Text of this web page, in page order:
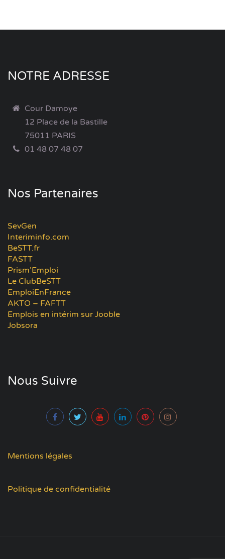
NOTRE ADRESSE
Cour Damoye
12 Place de la Bastille
75011 PARIS
01 48 07 48 07
Nos Partenaires
SevGen
Interiminfo.com
BeSTT.fr
FASTT
Prism’Emploi
Le ClubBeSTT
EmploiEnFrance
AKTO – FAFTT
Emplois en intérim sur Jooble
Jobsora
Nous Suivre
Mentions légales
Politique de confidentialité